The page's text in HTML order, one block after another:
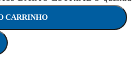
CARRINHO